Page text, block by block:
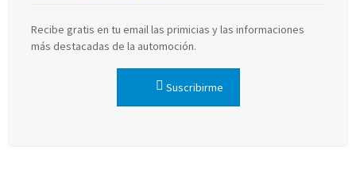
Recibe gratis en tu email las primicias y las informaciones
más destacadas de la automoción.
Suscribirme